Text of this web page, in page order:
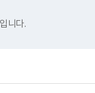
니다.
검